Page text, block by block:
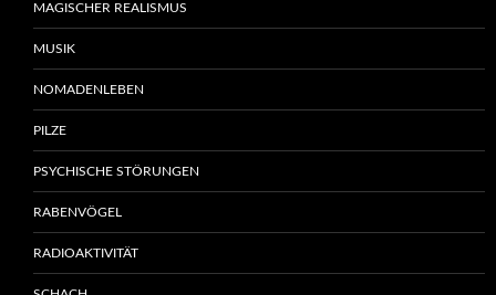
MAGISCHER REALISMUS
MUSIK
NOMADENLEBEN
PILZE
PSYCHISCHE STÖRUNGEN
RABENVÖGEL
RADIOAKTIVITÄT